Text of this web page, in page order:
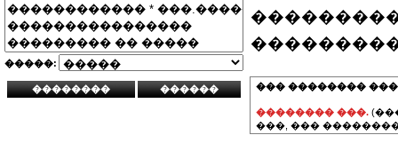
�����:
��� ��������
�������� ���.
���, ���